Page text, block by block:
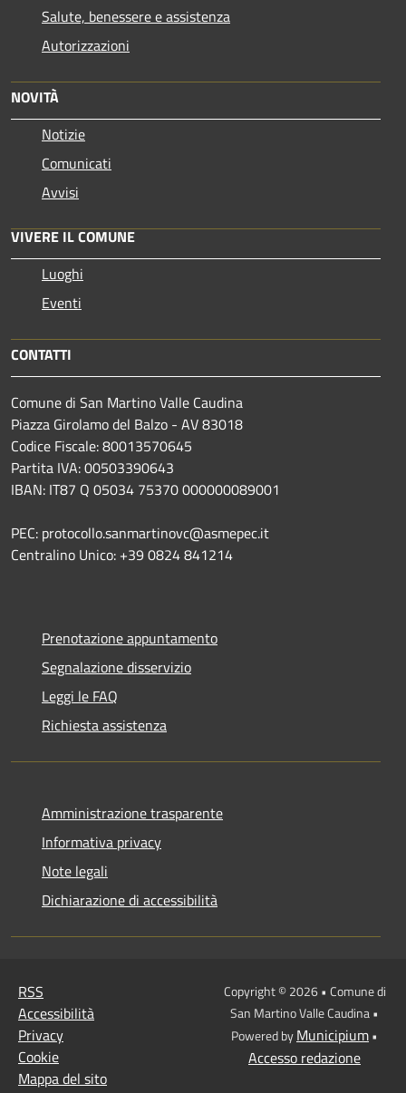
Salute, benessere e assistenza
Autorizzazioni
NOVITÀ
Notizie
Comunicati
Avvisi
VIVERE IL COMUNE
Luoghi
Eventi
CONTATTI
Comune di San Martino Valle Caudina
Piazza Girolamo del Balzo - AV 83018
Codice Fiscale: 80013570645
Partita IVA: 00503390643
IBAN: IT87 Q 05034 75370 000000089001
PEC: protocollo.sanmartinovc@asmepec.it
Centralino Unico: +39 0824 841214
Prenotazione appuntamento
Segnalazione disservizio
Leggi le FAQ
Richiesta assistenza
Amministrazione trasparente
Informativa privacy
Note legali
Dichiarazione di accessibilità
RSS
Accessibilità
Privacy
Cookie
Mappa del sito
Copyright © 2026 • Comune di
San Martino Valle Caudina •
Powered byMunicipium•
Accesso redazione